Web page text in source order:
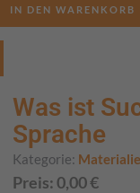
Was ist
Sprache
Kategorie:
Preis: 0,00€